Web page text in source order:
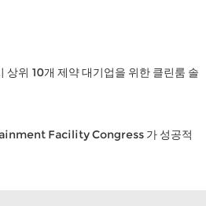
상위 10개 제약 대기업을 위한 클린룸 솔
Facility Congress 가 성공적